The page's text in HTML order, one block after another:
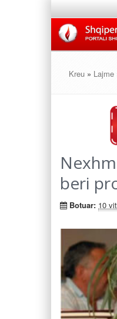
Kreu » Lajme
beri
Botuar: 10